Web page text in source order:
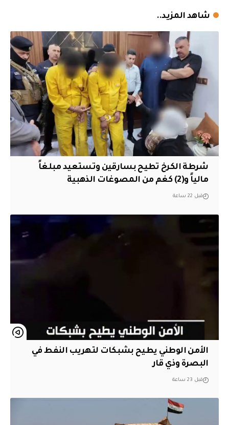
شاهد المزيد..
شرطة الكرخ تطيح بسارقين وتستعيد مبلغاً
مالياً و(2) كغم من المصوغات الذهبية
قبل 22 ساعة
الأمن الوطني يطيح بشبكات لتهريب النفط في
البصرة وذي قار
قبل 23 ساعة